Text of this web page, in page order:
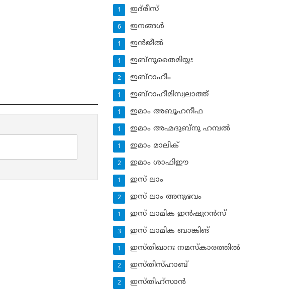
ഇദ്‌രീസ്‌
1
ഇനങ്ങള്‍
6
ഇന്‍ജീല്‍
1
ഇബ്‌നുതൈമിയ്യഃ
1
ഇബ്‌റാഹീം
2
ഇബ്‌റാഹീമിസ്വലാത്ത്
1
ഇമാം അബൂഹനീഫ
1
ഇമാം അഹ്മദുബ്‌നു ഹമ്പല്‍
1
ഇമാം മാലിക്
1
ഇമാം ശാഫിഈ
2
ഇസ് ലാം
1
ഇസ് ലാം അനുഭവം
2
ഇസ് ലാമിക ഇന്‍ഷുറന്‍സ്‌
1
ഇസ് ലാമിക ബാങ്കിങ്‌
3
ഇസ്തിഖാറഃ നമസ്‌കാരത്തില്‍
1
ഇസ്തിസ്ഹാബ്
2
ഇസ്തിഹ്‌സാന്‍
2